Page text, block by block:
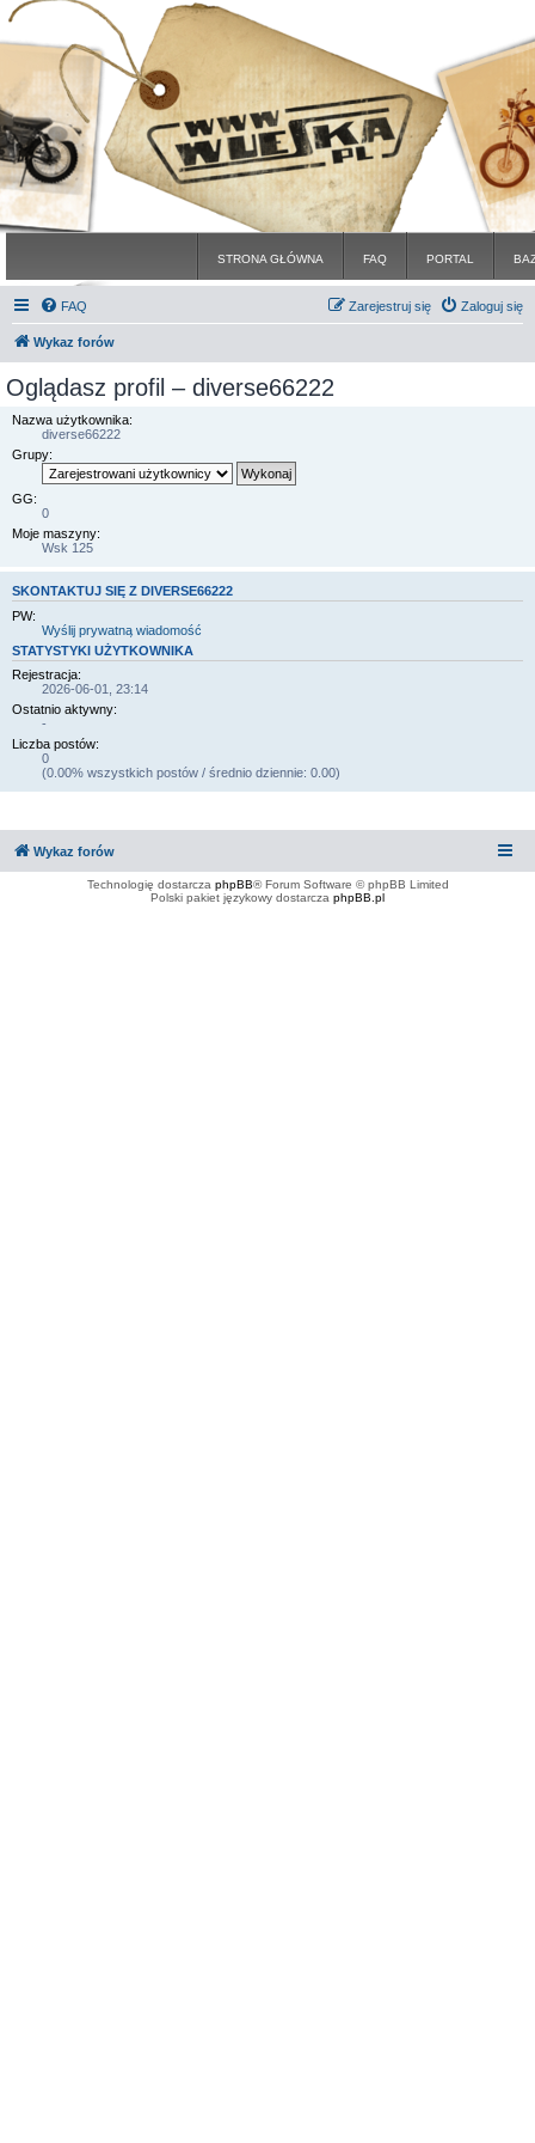
STRONA GŁÓWNA FAQ PORTAL
FAQ Zaloguj się
Zarejestruj się
Wykaz forów
Oglądasz profil – diverse66222
Nazwa użytkownika:
diverse66222
Grupy:
GG:
0
Moje maszyny:
Wsk 125
SKONTAKTUJ SIĘ Z DIVERSE66222
PW:
Wyślij prywatną wiadomość
STATYSTYKI UŻYTKOWNIKA
Rejestracja:
2026-06-01, 23:14
Ostatnio aktywny:
-
Liczba postów:
0
(0.00% wszystkich postów / średnio dziennie: 0.00)
Wykaz forów
Technologię dostarcza phpBB® Forum Software © phpBB Limited
Polski pakiet językowy dostarcza phpBB.pl